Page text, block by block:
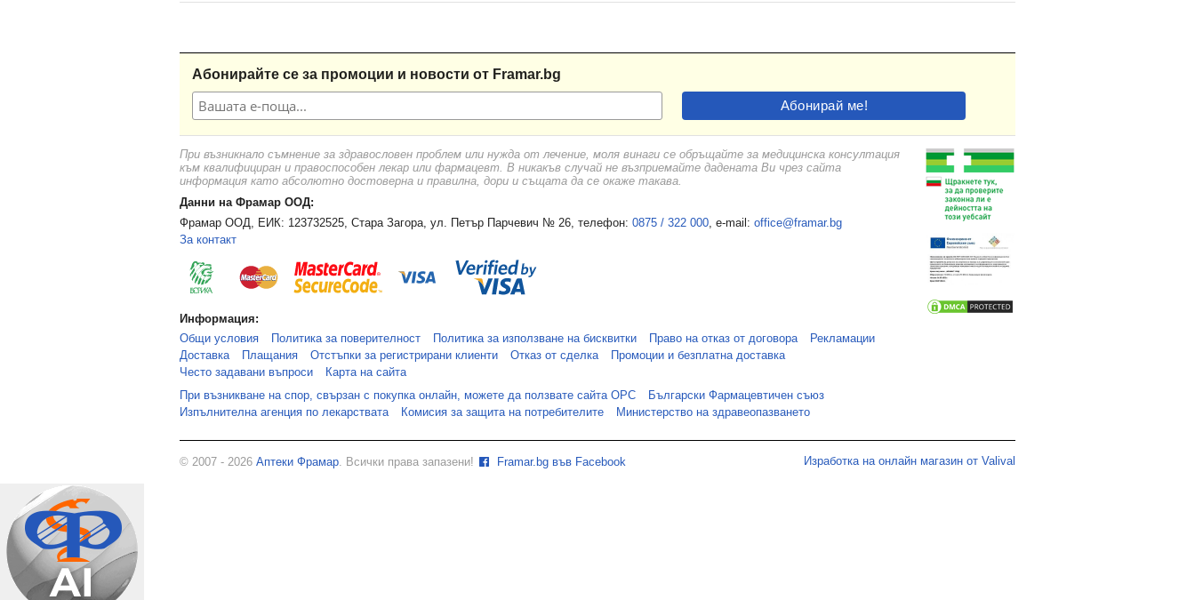
Абонирайте се за промоции и новости от Framar.bg
При възникнало съмнение за здравословен проблем или нужда от лечение, моля винаги се обръщайте за медицинска консултация
към квалифициран и правоспособен лекар или фармацевт. В никакъв случай не възприемайте дадената Ви чрез сайта
информация като абсолютно достоверна и правилна, дори и същата да се окаже такава.
Данни на Фрамар ООД:
Фрамар ООД, ЕИК: 123732525, Стара Загора, ул. Петър Парчевич № 26, телефон: 0875 / 322 000, e-mail: office@framar.bg
За контакт
Информация:
Общи условия
Политика за поверителност Политика за използване на бисквитки Право на отказ от договора
Рекламации
Доставка
Плащания Отстъпки за регистрирани клиенти Отказ от сделка
Промоции и безплатна доставка
Често задавани въпроси
Карта на сайта
При възникване на спор, свързан с покупка онлайн, можете да ползвате сайта ОРС
Български Фармацевтичен съюз
Изпълнителна агенция по лекарствата
Комисия за защита на потребителите Министерство на здравеопазването
© 2007 - 2026 Аптеки Фрамар. Всички права запазени! Framar.bg във Facebook Изработка на онлайн магазин от Valival